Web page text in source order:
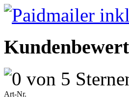
Art-Nr.